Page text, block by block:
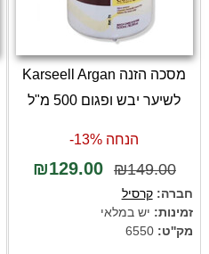
מסכה הזנה Karseell Argan
לשיער יבש ופגום 500 מ"ל
הנחה 13%-
₪149.00
₪129.00
חברה:קרסיל
זמינות: יש במלאי
מק''ט: 6550